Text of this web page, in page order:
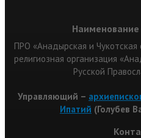
Наименование
ПРО «Анадырская и
религиозная организация
Русской
Управляющий –
Ипатий (Голубев